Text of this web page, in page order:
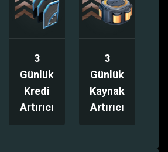
3
Günlük
Kredi
Artırıcı
3
Günlük
Kaynak
Artırıcı